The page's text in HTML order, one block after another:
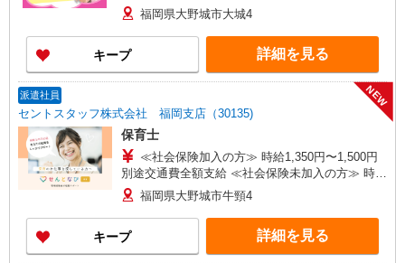
福岡県大野城市大城4
キープ 詳細を見る
派遣社員
セントスタッフ株式会社 福岡支店（30135)
NEW
保育士
≪社会保険加入の方≫ 時給1,350円〜1,500円
別途交通費全額支給 ≪社会保険未加入の方≫ 時給
1,150円〜1,300円 別途交通費全額支給 ※給与幅は
経験・能力による
福岡県大野城市牛頸4
キープ 詳細を見る